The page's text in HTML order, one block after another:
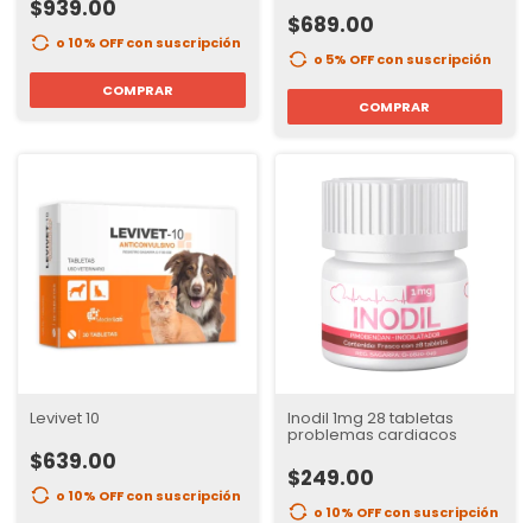
$939.00
o 10% OFFcon suscripción
COMPRAR
$689.00
o 5% OFFcon suscripción
COMPRAR
Levivet 10
$639.00
o 10% OFFcon suscripción
Inodil 1mg 28 tabletas
problemas cardiacos
$249.00
o 10% OFFcon suscripción